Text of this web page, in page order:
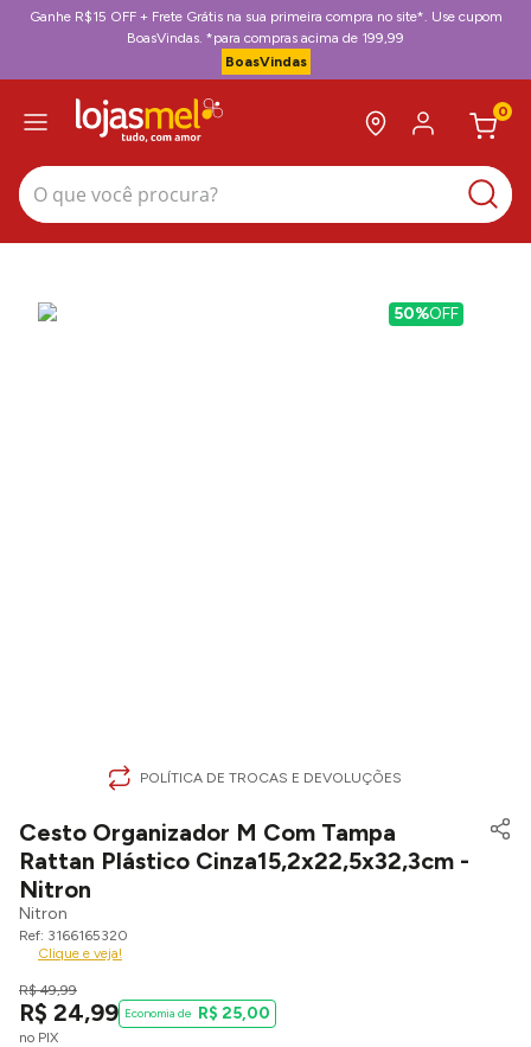
Ganhe R$15 OFF + Frete Grátis na sua primeira compra no site*. Use cupom
BoasVindas. *para compras acima de 199,99
BoasVindas
0
O que você procura?
50%OFF
POLÍTICA DE TROCAS E DEVOLUÇÕES
Cesto Organizador M Com Tampa
Rattan Plástico Cinza15,2x22,5x32,3cm -
Nitron
Nitron
3166165320
Clique e veja!
R$ 49,99
R$ 24,99
no PIX
R$ 25,00